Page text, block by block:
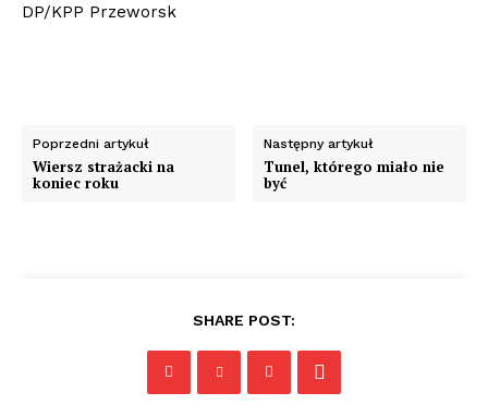
DP/KPP Przeworsk
Poprzedni artykuł
Wiersz strażacki na
koniec roku
Następny artykuł
Tunel, którego miało nie
być
SHARE POST: